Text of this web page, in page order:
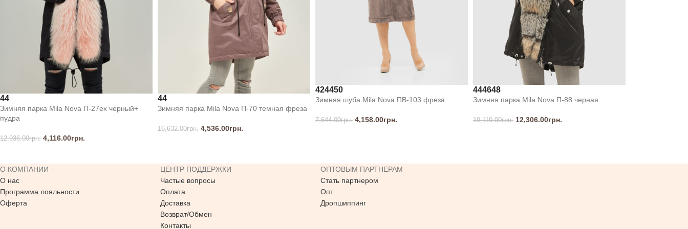
44
Зимняя парка Mila Nova П-27ех черный+
пудра
12,936.00грн. 4,116.00грн.
44
Зимняя парка Mila Nova П-70 темная фреза
16,632.00грн. 4,536.00грн.
424450
Зимняя шуба Mila Nova ПВ-103 фреза
7,644.00грн. 4,158.00грн.
444648
Зимняя парка Mila Nova П-88 черная
19,110.00грн. 12,306.00грн.
О КОМПАНИИ
О нас
Программа лояльности
Оферта
ЦЕНТР ПОДДЕРЖКИ
Частые вопросы
Оплата
Доставка
Возврат/Обмен
Контакты
ОПТОВЫМ ПАРТНЕРАМ
Стать партнером
Опт
Дропшиппинг